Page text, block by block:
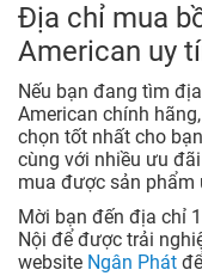
Địa chỉ mua
American uy
Nếu bạn đang tìm
American chính
chọn tốt nhất cho
cùng với nhiều ưu
mua được sản phẩm
Mời bạn đến địa chỉ
Nội để được trải
website Ngân Phát